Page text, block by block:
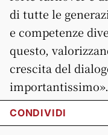
di tutte le
e competenze
questo,
crescita del
importantissimo».
CONDIVIDI